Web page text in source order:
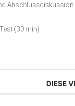
Abschlussdiskussion
(30 min)
DIESE